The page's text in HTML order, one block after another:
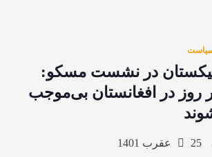
در نشست مسکو:
روز در افغانستان بی‌موجب
25 عقرب 1401